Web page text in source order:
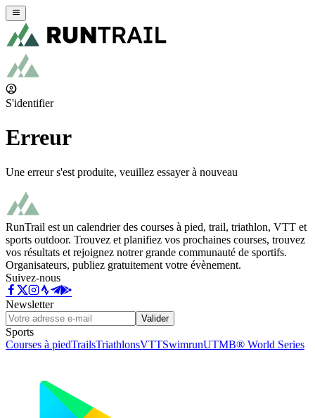
S'identifier
Erreur
Une erreur s'est produite, veuillez essayer à nouveau
RunTrail est un calendrier des courses à pied, trail, triathlon, VTT et
sports outdoor. Trouvez et planifiez vos prochaines courses, trouvez
vos résultats et rejoignez notrer grande communauté de sportifs.
Organisateurs, publiez gratuitement votre évènement.
Suivez-nous
Newsletter
Valider
Sports
Courses à piedTrailsTriathlonsVTTSwimrunUTMB® World Series